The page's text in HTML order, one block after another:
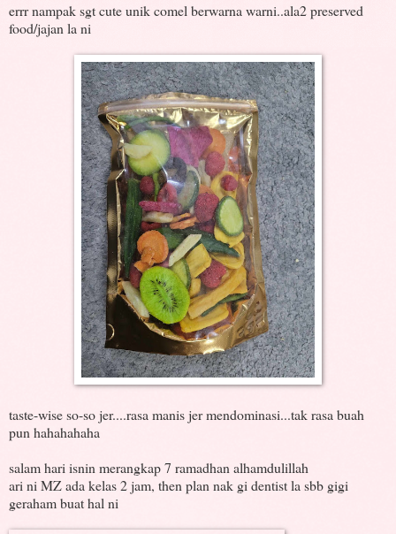
errr nampak sgt cute unik comel berwarna warni..ala2 preserved
food/jajan la ni
taste-wise so-so jer....rasa manis jer mendominasi...tak rasa buah
pun hahahahaha
salam hari isnin merangkap 7 ramadhan alhamdulillah
ari ni MZ ada kelas 2 jam, then plan nak gi dentist la sbb gigi
geraham buat hal ni